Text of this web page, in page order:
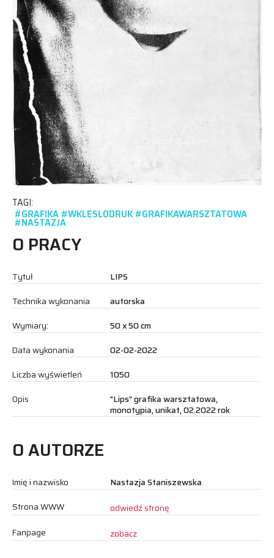
TAGI:
#GRAFIKA #WKLESLODRUK #GRAFIKAWARSZTATOWA
#NASTAZJA
O PRACY
Tytuł
LIPS
Technika wykonania
autorska
Wymiary:
50 x 50 cm
Data wykonania
02-02-2022
Liczba wyświetleń
1050
Opis
"Lips" grafika warsztatowa,
monotypia, unikat, 02.2022 rok
O AUTORZE
Imię i nazwisko
Nastazja Staniszewska
Strona WWW
odwiedź stronę
Fanpage
zobacz